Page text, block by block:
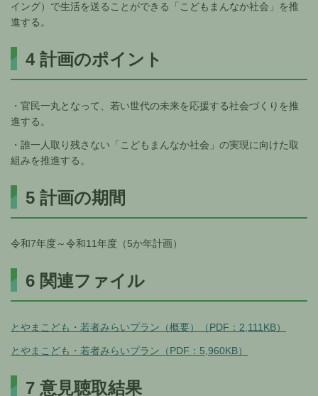
イング）で生活を送ることができる「こどもまんなか社会」を推
進する。
4 計画のポイント
・官民一丸となって、若い世代の未来を応援する社会づくりを推
進する。
・誰一人取り残さない「こどもまんなか社会」の実現に向けた取
組みを推進する。
5 計画の期間
令和7年度～令和11年度（5か年計画）
6 関連ファイル
とやまこども・若者みらいプラン（概要）（PDF：2,111KB）
とやまこども・若者みらいプラン（PDF：5,960KB）
7 意見聴取結果